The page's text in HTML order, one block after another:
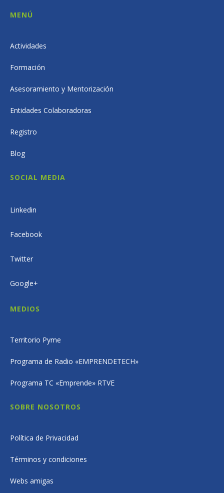
MENÚ
Actividades
Formación
Asesoramiento y Mentorización
Entidades Colaboradoras
Registro
Blog
SOCIAL MEDIA
Linkedin
Facebook
Twitter
Google+
MEDIOS
Territorio Pyme
Programa de Radio «EMPRENDETECH»
Programa TC «Emprende» RTVE
SOBRE NOSOTROS
Política de Privacidad
Términos y condiciones
Webs amigas